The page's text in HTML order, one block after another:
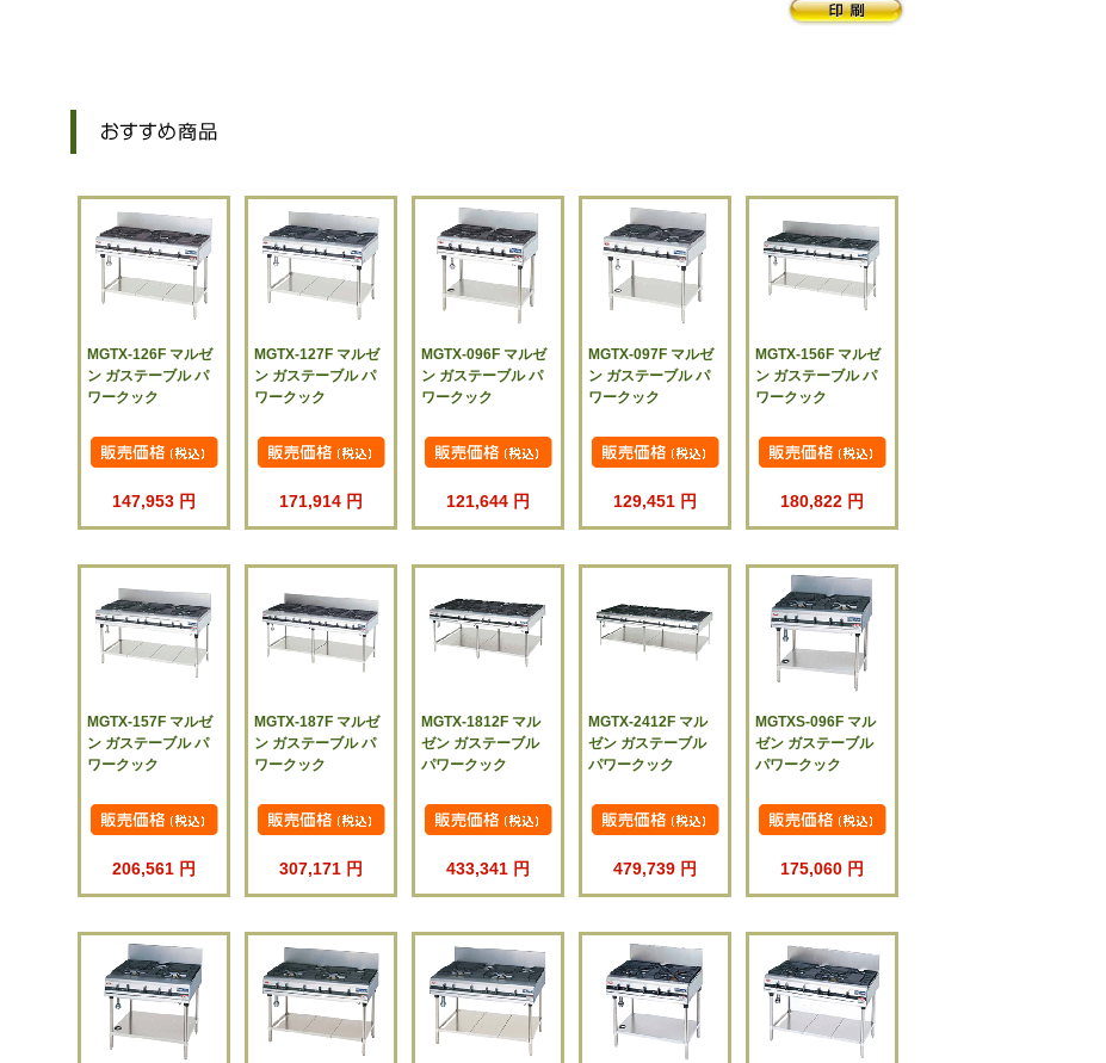
MGTX-126F マルゼ
ン ガステーブル パ
ワークック
147,953 円
MGTX-127F マルゼ
ン ガステーブル パ
ワークック
171,914 円
MGTX-096F マルゼ
ン ガステーブル パ
ワークック
121,644 円
MGTX-097F マルゼ
ン ガステーブル パ
ワークック
129,451 円
MGTX-156F マルゼ
ン ガステーブル パ
ワークック
180,822 円
MGTX-157F マルゼ
ン ガステーブル パ
ワークック
206,561 円
MGTX-187F マルゼ
ン ガステーブル パ
ワークック
307,171 円
MGTX-1812F マル
ゼン ガステーブル
パワークック
433,341 円
MGTX-2412F マル
ゼン ガステーブル
パワークック
479,739 円
MGTXS-096F マル
ゼン ガステーブル
パワークック
175,060 円